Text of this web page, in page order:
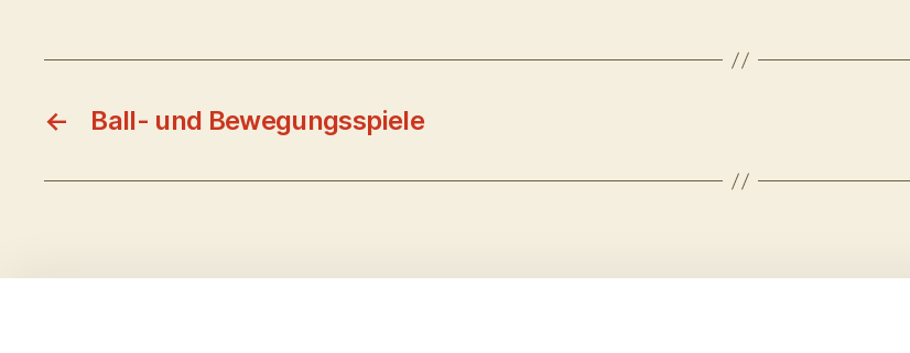
← Ball- und Bewegungsspiele